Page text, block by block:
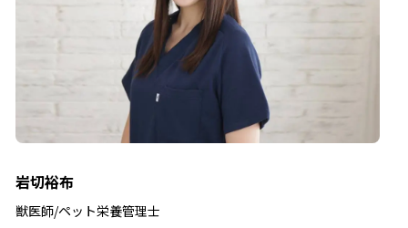
岩切裕布
獣医師/ペット栄養管理士